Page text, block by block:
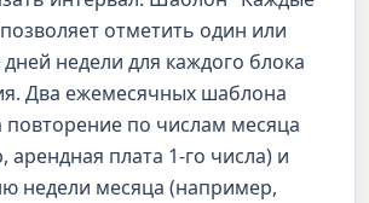
отметить один или
недели для каждого блока
Два ежемесячных шаблона
повторение по числам месяца
арендная плата 1-го числа) и
недели месяца (например,